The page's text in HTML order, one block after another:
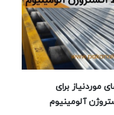
برای
آلومینیوم